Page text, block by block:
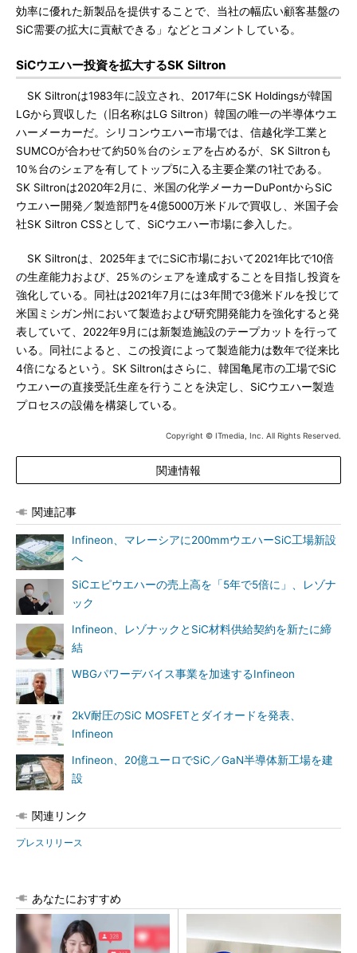
効率に優れた新製品を提供することで、当社の幅広い顧客基盤の
SiC需要の拡大に貢献できる」などとコメントしている。
SiCウエハー投資を拡大するSK Siltron
SK Siltronは1983年に設立され、2017年にSK Holdingsが韓国
LGから買収した（旧名称はLG Siltron）韓国の唯一の半導体ウエ
ハーメーカーだ。シリコンウエハー市場では、信越化学工業と
SUMCOが合わせて約50％台のシェアを占めるが、SK Siltronも
10％台のシェアを有してトップ5に入る主要企業の1社である。
SK Siltronは2020年2月に、米国の化学メーカーDuPontからSiC
ウエハー開発／製造部門を4億5000万米ドルで買収し、米国子会
社SK Siltron CSSとして、SiCウエハー市場に参入した。
SK Siltronは、2025年までにSiC市場において2021年比で10倍
の生産能力および、25％のシェアを達成することを目指し投資を
強化している。同社は2021年7月には3年間で3億米ドルを投じて
米国ミシガン州において製造および研究開発能力を強化すると発
表していて、2022年9月には新製造施設のテープカットを行って
いる。同社によると、この投資によって製造能力は数年で従来比
4倍になるという。SK Siltronはさらに、韓国亀尾市の工場でSiC
ウエハーの直接受託生産を行うことを決定し、SiCウエハー製造
プロセスの設備を構築している。
Copyright © ITmedia, Inc. All Rights Reserved.
関連情報
関連記事
Infineon、マレーシアに200mmウエハーSiC工場新設
へ
SiCエピウエハーの売上高を「5年で5倍に」、レゾナ
ック
Infineon、レゾナックとSiC材料供給契約を新たに締
結
WBGパワーデバイス事業を加速するInfineon
2kV耐圧のSiC MOSFETとダイオードを発表、
Infineon
Infineon、20億ユーロでSiC／GaN半導体新工場を建
設
関連リンク
プレスリリース
あなたにおすすめ